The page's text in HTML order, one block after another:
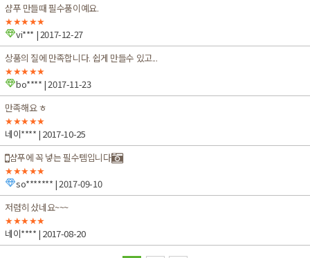
샴푸 만들때 필수품이예요.
★★★★★
vi*** | 2017-12-27
상품의 질에 만족합니다. 쉽게 만들수 있고...
★★★★★
bo**** | 2017-11-23
만족해요 ㅎ
★★★★★
네이**** | 2017-10-25
샴푸에 꼭 넣는 필수템입니다
★★★★★
so******* | 2017-09-10
저렴히 샀네요~~~
★★★★★
네이**** | 2017-08-20